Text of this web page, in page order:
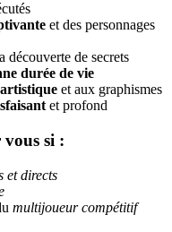
et des personnages
découverte de secrets
durée de vie
et aux graphismes
et profond
vous si :
et directs
multijoueur compétitif